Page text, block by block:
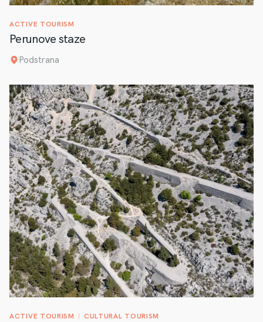
ACTIVE TOURISM
Perunove staze
Podstrana
ACTIVE TOURISM CULTURAL TOURISM